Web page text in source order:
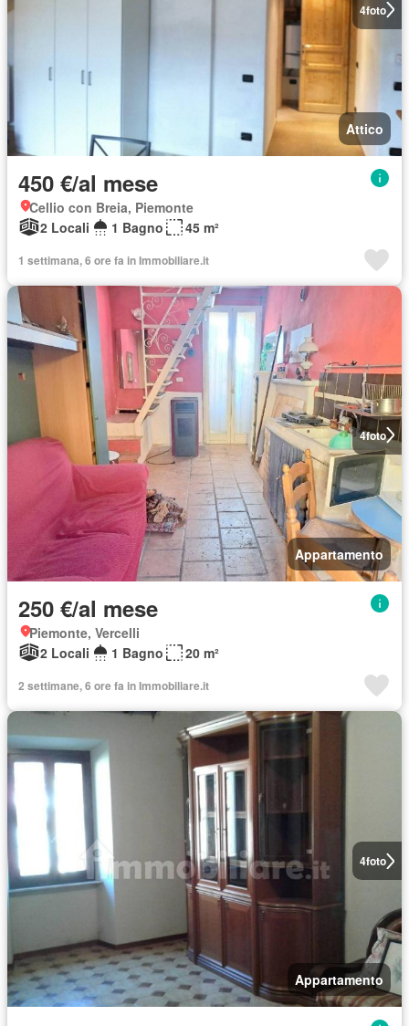
4foto
Attico
450 €/al mese
Cellio con Breia, Piemonte
2 Locali
1 Bagno 45 m²
1 settimana, 6 ore fa in Immobiliare.it
4foto
Appartamento
250 €/al mese
Piemonte, Vercelli
2 Locali
1 Bagno 20 m²
2 settimane, 6 ore fa in Immobiliare.it
4foto
Appartamento